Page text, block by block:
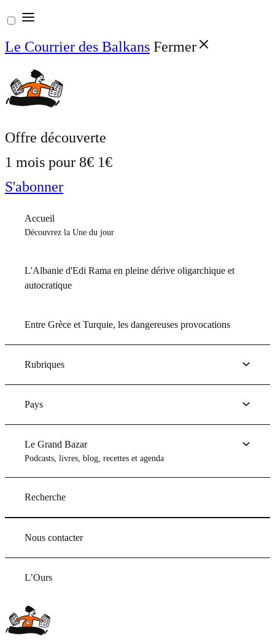
Aller
au
contenu
Le Courrier des Balkans Fermer
Offre découverte
1 mois pour 8€ 1€
S'abonner
Accueil
Découvrez la Une du jour
L'Albanie d'Edi Rama en pleine dérive oligarchique et
autocratique
Entre Grèce et Turquie, les dangereuses provocations
Rubriques
Pays
Le Grand Bazar
Podcasts, livres, blog, recettes et agenda
Recherche
Nous contacter
L’Ours